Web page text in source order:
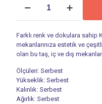
Taşı
Taş
|
Karma
PS
004
adet
Farklı renk ve dokulara sahip
mekanlarınıza estetik ve
olan bu taş, iç ve dış
Ölçüleri: Serbest
Yükseklik: Serbest
Kalınlık: Serbest
Ağırlık: Serbest